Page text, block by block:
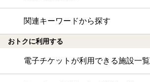
関連キーワードから探す
おトクに利用する
電子チケットが利用できる施設一覧